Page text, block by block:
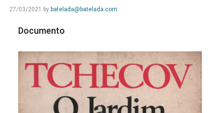
27/03/2021 by batelada@batelada.com
Documento